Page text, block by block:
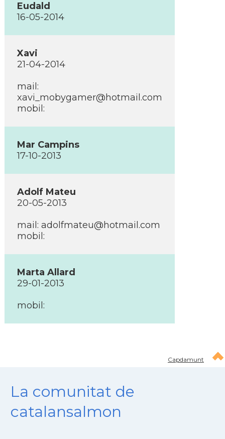
Eudald
16-05-2014
Xavi
21-04-2014
mail:
xavi_mobygamer@hotmail.com
mobil:
Mar Campins
17-10-2013
Adolf Mateu
20-05-2013
mail: adolfmateu@hotmail.com
mobil:
Marta Allard
29-01-2013
mobil:
Capdamunt
La comunitat de
catalansalmon